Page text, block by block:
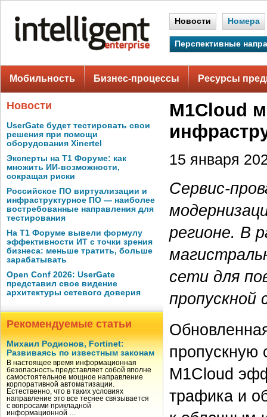
Новости Номера
Перспективные
Мобильность Бизнес-процессы Ресурсы
Новости
UserGate будет тестировать свои
решения при помощи
оборудования Xinertel
Эксперты на Т1 Форуме: как
множить ИИ-возможности,
сокращая риски
Российское ПО виртуализации и
инфраструктурное ПО — наиболее
востребованные направления для
тестирования
На Т1 Форуме вывели формулу
эффективности ИТ с точки зрения
бизнеса: меньше тратить, больше
зарабатывать
Open Conf 2026: UserGate
представил свое видение
архитектуры сетевого доверия
Рекомендуемые статьи
Михаил Родионов, Fortinet:
Развиваясь по известным законам
В настоящее время информационная
безопасность представляет собой вполне
самостоятельное мощное направление
корпоративной автоматизации.
Естественно, что в таких условиях
направление это все теснее связывается
с вопросами прикладной
информационной …
M1Cloud
15 января
Сервис-
регионе. В
сети для
пропускной
пропускную
M1Cloud
трафика и